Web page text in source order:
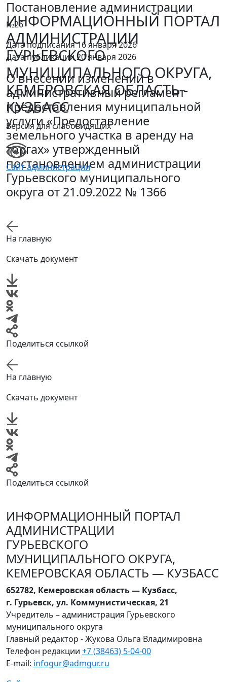
ИНФОРМАЦИОННЫЙ ПОРТАЛ
АДМИНИСТРАЦИИ
ГУРЬЕВСКОГО
МУНИЦИПАЛЬНОГО ОКРУГА,
КЕМЕРОВСКАЯ ОБЛАСТЬ -
КУЗБАСС
Версия для слабовидящих
Сайт администрации
Постановление администрации
№26
Дата подписания 16 января 2026
Дата публикации 20 января 2026
О внесении изменений в
административный регламент
предоставления муниципальной
услуги «Предоставление
земельного участка в аренду на
торгах» утвержденный
постановлением администрации
Гурьевского муниципального
округа от 21.09.2022 № 1366
На главную
Скачать документ
Поделиться ссылкой
На главную
Скачать документ
Поделиться ссылкой
ИНФОРМАЦИОННЫЙ ПОРТАЛ
АДМИНИСТРАЦИИ
ГУРЬЕВСКОГО
МУНИЦИПАЛЬНОГО ОКРУГА,
КЕМЕРОВСКАЯ ОБЛАСТЬ — КУЗБАСС
652782, Кемеровская область — Кузбасс,
г. Гурьевск, ул. Коммунистическая, 21
Учредитель – администрация Гурьевского
муниципального округа
Главный редактор - Жукова Ольга Владимировна
Телефон редакции +7 (38463) 5-04-00
E-mail: infogur@admgur.ru